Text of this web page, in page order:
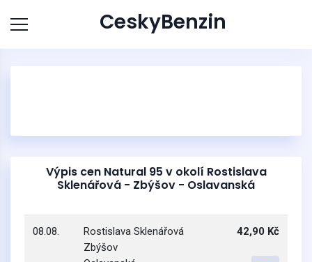
CeskyBenzin
Výpis cen Natural 95 v okolí Rostislava
Sklenářová - Zbýšov - Oslavanská
08.08.
Rostislava Sklenářová
Zbýšov
42,90 Kč